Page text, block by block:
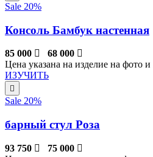
Sale 20%
Консоль Бамбук настенная
85 000
68 000
Цена указана на изделие на фото
ИЗУЧИТЬ
Sale 20%
барный стул Роза
93 750
75 000